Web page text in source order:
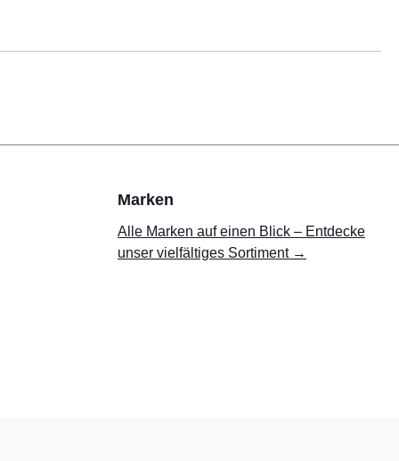
Marken
Alle Marken auf einen Blick – Entdecke
unser vielfältiges Sortiment →